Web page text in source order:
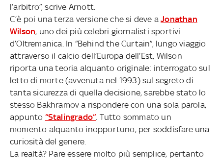
l’arbitro”, scrive Arnott.
C’è poi una terza versione che si deve aJonathan
Wilson, uno dei più celebri giornalisti sportivi
d’Oltremanica. In “Behind the Curtain”, lungo viaggio
attraverso il calcio dell’Europa dell’Est, Wilson
riporta una teoria alquanto originale: interrogato sul
letto di morte (avvenuta nel 1993) sul segreto di
tanta sicurezza di quella decisione, sarebbe stato lo
stesso Bakhramov a rispondere con una sola parola,
appunto “Stalingrado” . Tutto sommato un
momento alquanto inopportuno, per soddisfare una
curiosità del genere.
La realtà? Pare essere molto più semplice, pertanto